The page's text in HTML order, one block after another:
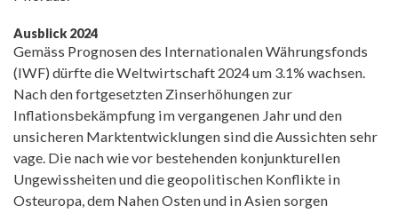
Ausblick 2024
Gemäss Prognosen des Internationalen Währungsfonds
(IWF) dürfte die Weltwirtschaft 2024 um 3.1% wachsen.
Nach den fortgesetzten Zinserhöhungen zur
Inflationsbekämpfung im vergangenen Jahr und den
unsicheren Marktentwicklungen sind die Aussichten sehr
vage. Die nach wie vor bestehenden konjunkturellen
Ungewissheiten und die geopolitischen Konflikte in
Osteuropa, dem Nahen Osten und in Asien sorgen